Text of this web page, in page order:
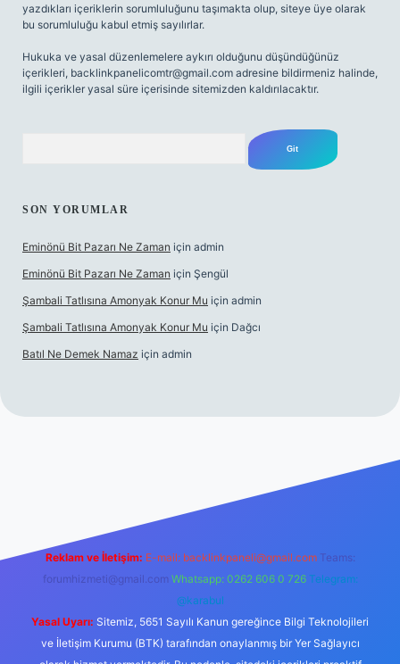
yazdıkları içeriklerin sorumluluğunu taşımakta olup, siteye üye olarak
bu sorumluluğu kabul etmiş sayılırlar.
Hukuka ve yasal düzenlemelere aykırı olduğunu düşündüğünüz
içerikleri, backlinkpanelicomtr@gmail.com adresine bildirmeniz halinde,
ilgili içerikler yasal süre içerisinde sitemizden kaldırılacaktır.
SON YORUMLAR
Eminönü Bit Pazarı Ne Zaman için admin
Eminönü Bit Pazarı Ne Zaman için Şengül
Şambali Tatlısına Amonyak Konur Mu için admin
Şambali Tatlısına Amonyak Konur Mu için Dağcı
Batıl Ne Demek Namaz için admin
Reklam ve İletişim: E-mail: backlinkpaneli@gmail.com Teams:
forumhizmeti@gmail.com Whatsapp: 0262 606 0 726 Telegram:
@karabul
Yasal Uyarı: Sitemiz, 5651 Sayılı Kanun gereğince Bilgi Teknolojileri
ve İletişim Kurumu (BTK) tarafından onaylanmış bir Yer Sağlayıcı